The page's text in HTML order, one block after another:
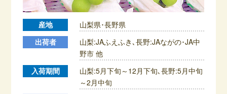
産地
山梨県･長野県
出荷者
山梨:JAふえふき､長野:JAながの･JA中
野市 他
入荷期間
山梨:5月下旬～12月下旬､長野:5月中旬
～2月中旬